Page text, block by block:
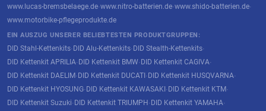
www.lucas-bremsbelaege.de·www.nitro-batterien.de·www.shido-batterien.de·
www.motorbike-pflegeprodukte.de
EIN AUSZUG UNSERER BELIEBTESTEN PRODUKTGRUPPEN:
DID Stahl-Kettenkits· DID Alu-Kettenkits· DID Stealth-Kettenkits·
DID Kettenkit APRILIA· DID Kettenkit BMW· DID Kettenkit CAGIVA·
DID Kettenkit DAELIM· DID Kettenkit DUCATI· DID Kettenkit HUSQVARNA·
DID Kettenkit HYOSUNG· DID Kettenkit KAWASAKI· DID Kettenkit KTM·
DID Kettenkit Suzuki· DID Kettenkit TRIUMPH· DID Kettenkit YAMAHA·